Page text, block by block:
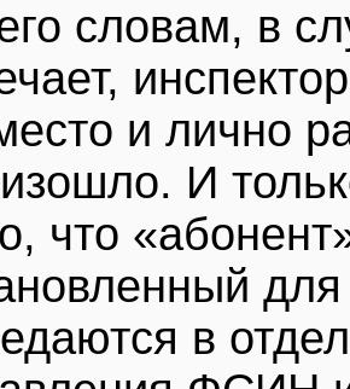
словам, в
и лично
И
что
в